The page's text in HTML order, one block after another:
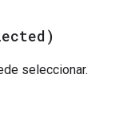
seleccionar.